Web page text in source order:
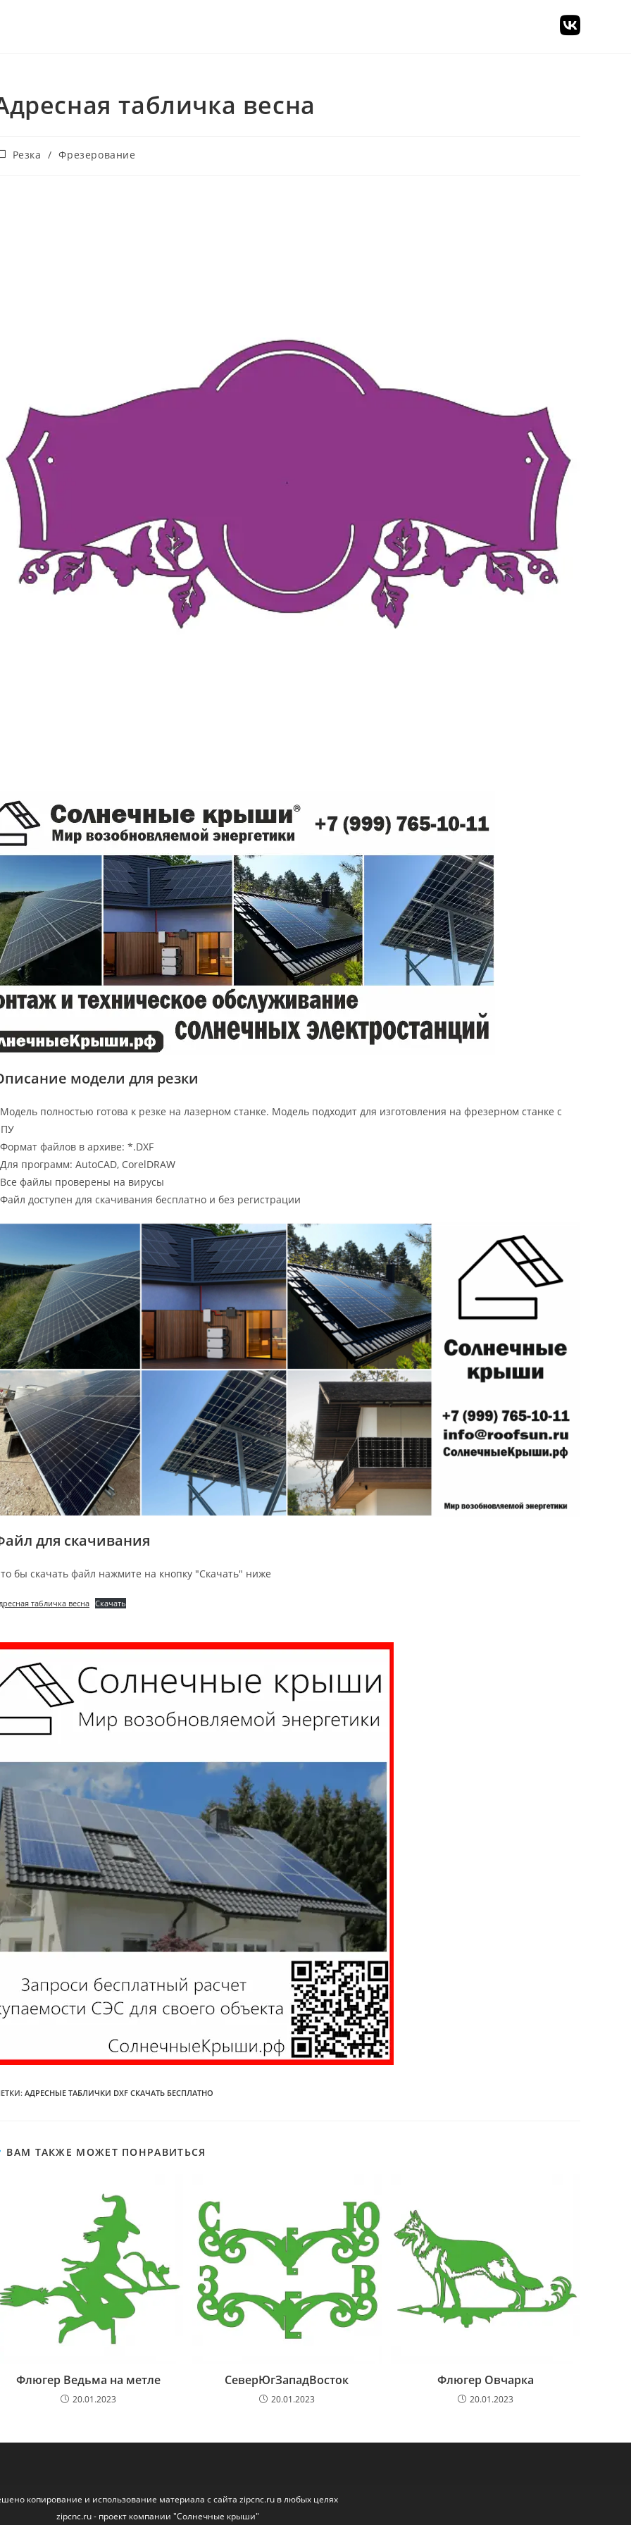
табличка весна
Резка / Фрезерование
модели для резки
полностью готова к резке на лазерном станке. Модель подходит для изготовления на фрезерном станке с
файлов в архиве: *.DXF
программ: AutoCAD, CorelDRAW
файлы проверены на вирусы
доступен для скачивания бесплатно и без регистрации
для скачивания
бы скачать файл нажмите на кнопку "Скачать" ниже
табличка весна Скачать
: АДРЕСНЫЕ ТАБЛИЧКИ DXF СКАЧАТЬ БЕСПЛАТНО
ВАМ ТАКЖЕ МОЖЕТ ПОНРАВИТЬСЯ
Флюгер Ведьма на метле
20.01.2023
СеверЮгЗападВосток
20.01.2023
Флюгер Овчарка
20.01.2023
копирование и использование материала с сайта zipcnc.ru в любых целях
zipcnc.ru - проект компании "Солнечные крыши"